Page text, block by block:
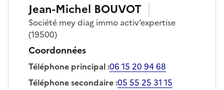
Jean-Michel BOUVOT
Société mey diag immo activ’expertise
(19500)
Coordonnées
Téléphone principal:06 15 20 94 68
Téléphone secondaire:05 55 25 31 15